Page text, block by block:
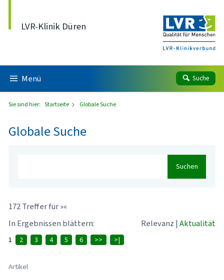
LVR-Klinik Düren
Menü Suche
Sie sind hier: Startseite Globale Suche
Globale Suche
Suchen
172 Treffer für »«
In Ergebnissen blättern:
Relevanz | Aktualität
1 2 3 4 5 6 >> >|
Artikel